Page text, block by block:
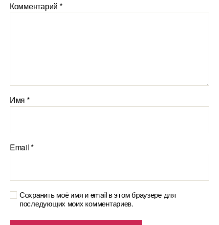
Комментарий *
Имя *
Email*
Сохранить моё имя и email в этом браузере для
последующих моих комментариев.